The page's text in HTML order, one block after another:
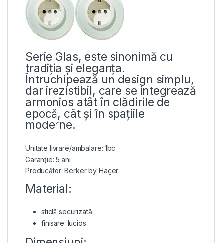
Serie Glas, este sinonimă cu
tradiția și eleganța.
Întruchipează un design simplu,
dar irezistibil, care se integrează
armonios atât în ​​clădirile de
epocă, cât și în spațiile
moderne.
Unitate livrare/ambalare: 1bc
Garanție: 5 ani
Producător: Berker by Hager
Material:
sticlă securizată
finisare: lucios